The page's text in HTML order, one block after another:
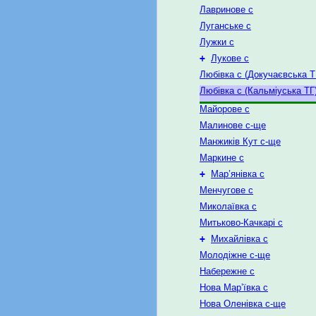
Лавринове с
Луганське с
Лужки с
+ Лукове с
Любівка с (Докучаєвська
Любівка с (Кальміуська
Майорове с
Малинове с-ще
Манжиків Кут с-ще
Маркине с
+
Мар’янівка с
Менчугове с
Миколаївка с
Митьково-Качкарі с
+
Михайлівка с
Молодіжне с-ще
Набережне с
Нова Мар’ївка с
Нова Оленівка с-ще